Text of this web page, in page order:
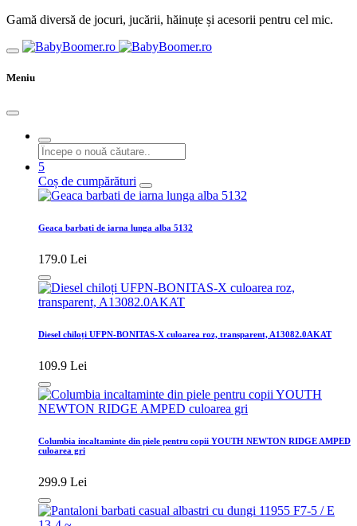
Gamă diversă de jocuri, jucării, hăinuțe și acesorii pentru cel mic.
Meniu
5
Coș de cumpărături
Geaca barbati de iarna lunga alba 5132
179.0 Lei
Diesel chiloți UFPN-BONITAS-X culoarea roz, transparent, A13082.0AKAT
109.9 Lei
Columbia incaltaminte din piele pentru copii YOUTH NEWTON RIDGE AMPED
culoarea gri
299.9 Lei